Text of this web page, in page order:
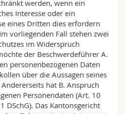
werden, wenn ein
Interesse oder ein
eines Dritten dies erfordern
vorliegenden Fall stehen zwei
im Widerspruch
der Beschwerdeführer A.
personenbezogenen Daten
über die Aussagen seines
hat B. Anspruch
Personendaten (Art. 10
DSchG). Das Kantonsgericht